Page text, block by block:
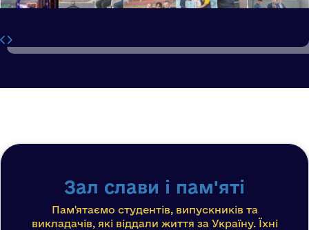
Зал слави і пам'яті
Пам'ятаємо студентів, випускників та
викладачів, які віддали життя за Україну. Їхні